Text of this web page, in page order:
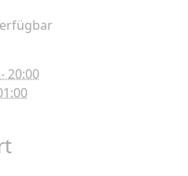
20:00